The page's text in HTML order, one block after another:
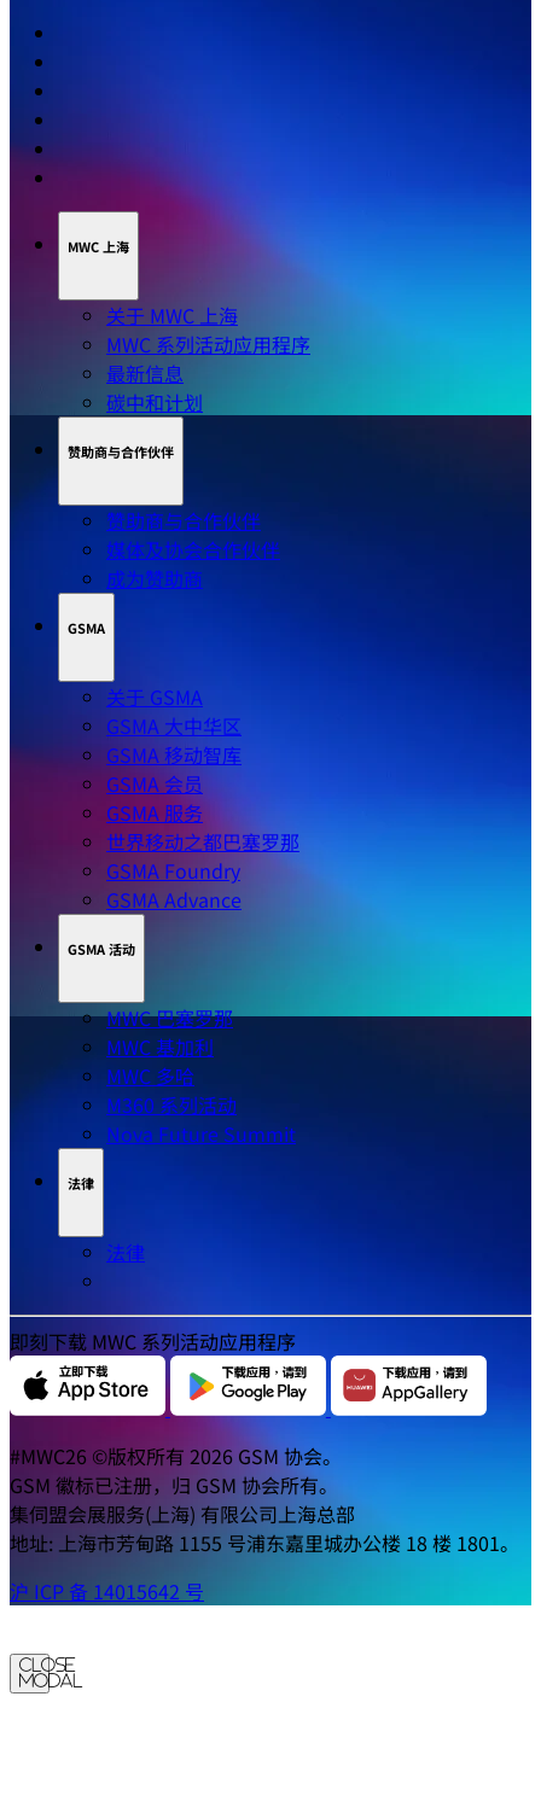
MWC 上海
关于 MWC 上海
MWC 系列活动应用程序
最新信息
碳中和计划
赞助商与合作伙伴
赞助商与合作伙伴
媒体及协会合作伙伴
成为赞助商
GSMA
关于 GSMA
GSMA 大中华区
GSMA 移动智库
GSMA 会员
GSMA 服务
世界移动之都巴塞罗那
GSMA Foundry
GSMA Advance
GSMA 活动
MWC 巴塞罗那
MWC 基加利
MWC 多哈
M360 系列活动
Nova Future Summit
法律
法律
即刻下载 MWC 系列活动应用程序
#MWC26 ©版权所有 2026 GSM 协会。
GSM 徽标已注册，归 GSM 协会所有。
集伺盟会展服务(上海) 有限公司上海总部
地址: 上海市芳甸路 1155 号浦东嘉里城办公楼 18 楼 1801。
沪 ICP 备 14015642 号
Close
Modal